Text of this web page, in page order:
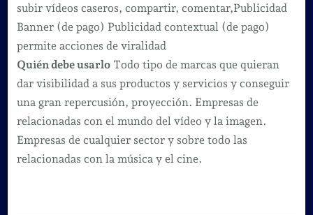
subir vídeos caseros, compartir, comentar,Publicidad
Banner (de pago) Publicidad contextual (de pago)
permite acciones de viralidad
Quién debe usarloTodo tipo de marcas que quieran
dar visibilidad a sus productos y servicios y conseguir
una gran repercusión, proyección. Empresas de
relacionadas con el mundo del vídeo y la imagen.
Empresas de cualquier sector y sobre todo las
relacionadas con la música y el cine.